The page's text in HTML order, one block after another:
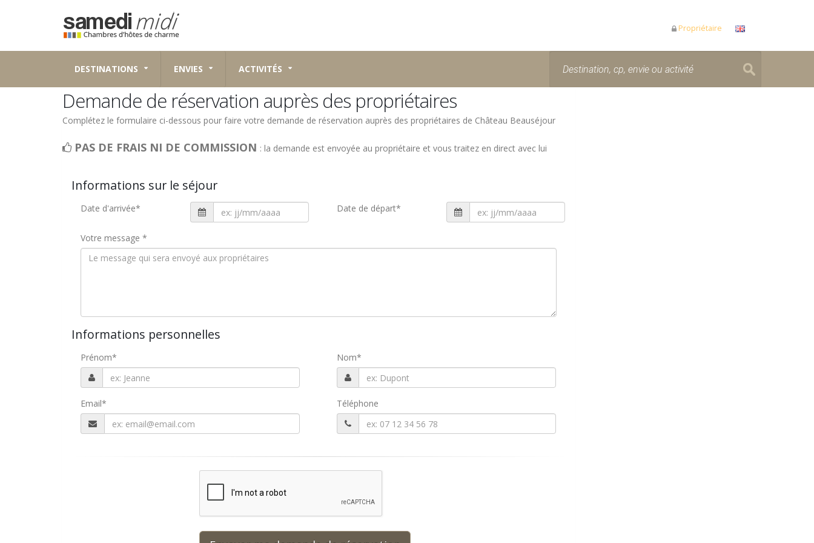
Propriétaire
DESTINATIONS ENVIES ACTIVITÉS
Demande de réservation auprès des propriétaires
Complétez le formulaire ci-dessous pour faire votre demande de réservation auprès des propriétaires de Château Beauséjour
PAS DE FRAIS NI DE COMMISSION : la demande est envoyée au propriétaire et vous traitez en direct avec lui
Informations sur le séjour
Date d'arrivée* Date de départ*
Votre message *
Informations personnelles
Prénom* Nom*
Email* Téléphone